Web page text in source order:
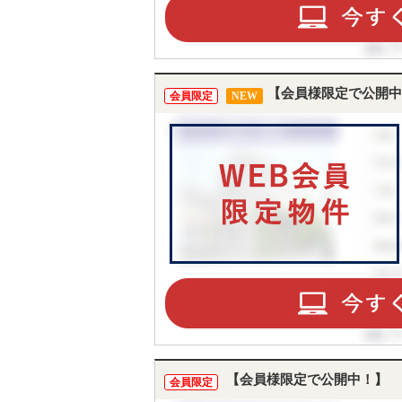
会員限定 NEW 【会員様限定で公開
会員限定 【会員様限定で公開中！】